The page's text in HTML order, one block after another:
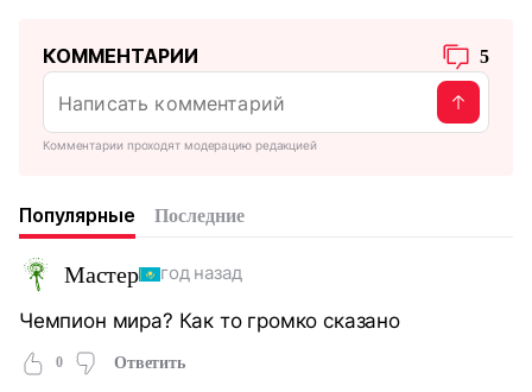
КОММЕНТАРИИ 5
Комментарии проходят модерацию редакцией
Популярные Последние
Мастер год назад
Чемпион мира? Как то громко сказано
0 Ответить